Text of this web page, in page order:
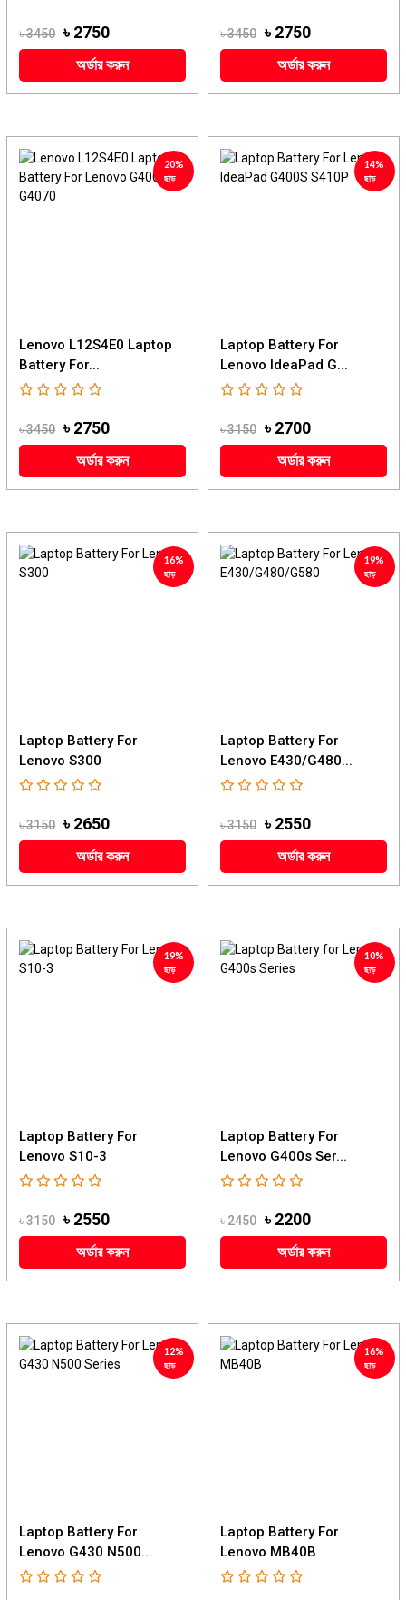
৳ 3450 ৳ 2750
অর্ডার করুন
৳ 3450 ৳ 2750
অর্ডার করুন
20%
ছাড়
Lenovo L12S4E0 Laptop
Battery For...
৳ 3450 ৳ 2750
অর্ডার করুন
14%
ছাড়
Laptop Battery For
Lenovo IdeaPad G...
৳ 3150 ৳ 2700
অর্ডার করুন
16%
ছাড়
Laptop Battery For
Lenovo S300
৳ 3150 ৳ 2650
অর্ডার করুন
19%
ছাড়
Laptop Battery For
Lenovo E430/G480...
৳ 3150 ৳ 2550
অর্ডার করুন
19%
ছাড়
Laptop Battery For
Lenovo S10-3
৳ 3150 ৳ 2550
অর্ডার করুন
10%
ছাড়
Laptop Battery For
Lenovo G400s Ser...
৳ 2450 ৳ 2200
অর্ডার করুন
12%
ছাড়
Laptop Battery For
Lenovo G430 N500...
16%
ছাড়
Laptop Battery For
Lenovo MB40B